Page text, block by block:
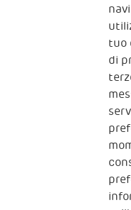
The
2, Piazza
tuo
di